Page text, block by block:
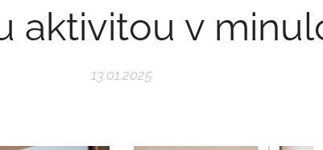
aktivitou v
13.01.2025